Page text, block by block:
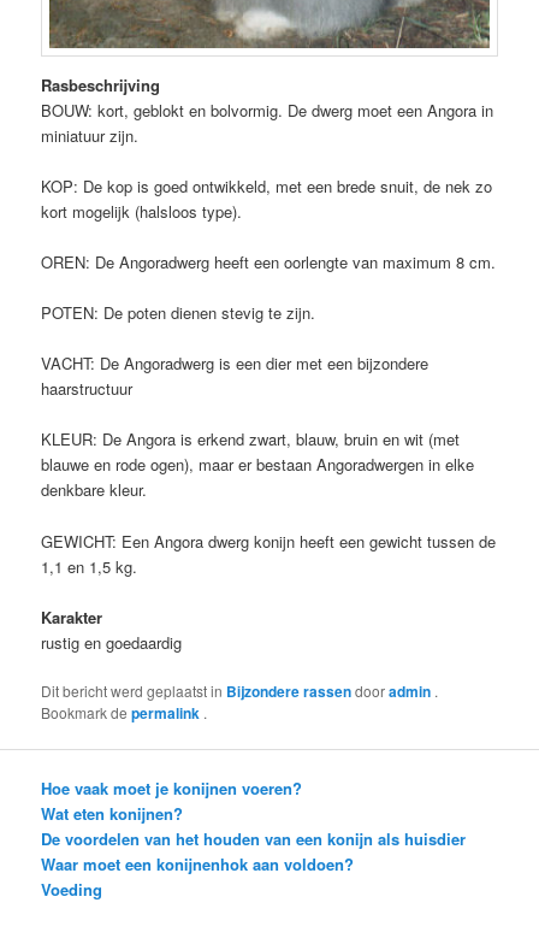
Rasbeschrijving
BOUW: kort, geblokt en bolvormig. De dwerg moet een Angora in
miniatuur zijn.
KOP: De kop is goed ontwikkeld, met een brede snuit, de nek zo
kort mogelijk (halsloos type).
OREN: De Angoradwerg heeft een oorlengte van maximum 8 cm.
POTEN: De poten dienen stevig te zijn.
VACHT: De Angoradwerg is een dier met een bijzondere
haarstructuur
KLEUR: De Angora is erkend zwart, blauw, bruin en wit (met
blauwe en rode ogen), maar er bestaan Angoradwergen in elke
denkbare kleur.
GEWICHT: Een Angora dwerg konijn heeft een gewicht tussen de
1,1 en 1,5 kg.
Karakter
rustig en goedaardig
Dit bericht werd geplaatst in Bijzondere rassendooradmin .
Bookmark depermalink .
Hoe vaak moet je konijnen voeren?
Wat eten konijnen?
De voordelen van het houden van een konijn als huisdier
Waar moet een konijnenhok aan voldoen?
Voeding